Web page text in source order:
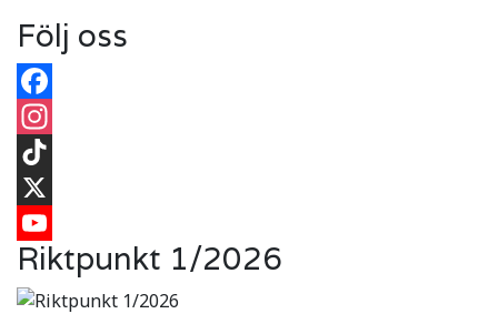
Följ oss
Facebook
Instagram
TikTok
X
YouTube
Riktpunkt 1/2026